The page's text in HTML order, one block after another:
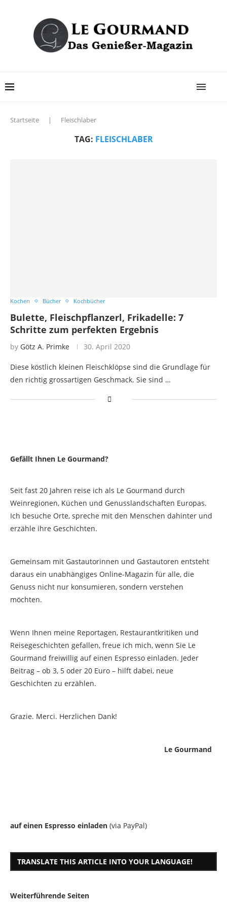
Startseite | Fleischlaber
TAG: FLEISCHLABER
Kochen Bücher Kochbücher
Bulette, Fleischpflanzerl, Frikadelle: 7
Schritte zum perfekten Ergebnis
by Götz A. Primke 30. April 2020
Diese köstlich kleinen Fleischklöpse sind die Grundlage für
den richtig grossartigen Geschmack. Sie sind …
Gefällt Ihnen Le Gourmand?
Seit fast 20 Jahren reise ich als Le Gourmand durch
Weinregionen, Küchen und Genusslandschaften Europas.
Ich besuche Orte, spreche mit den Menschen dahinter und
erzähle ihre Geschichten.
Gemeinsam mit Gastautorinnen und Gastautoren entsteht
daraus ein unabhängiges Online-Magazin für alle, die
Genuss nicht nur konsumieren, sondern verstehen
möchten.
Wenn Ihnen meine Reportagen, Restaurantkritiken und
Reisegeschichten gefallen, freue ich mich, wenn Sie Le
Gourmand freiwillig auf einen Espresso einladen. Jeder
Beitrag – ob 3, 5 oder 20 Euro – hilft dabei, neue
Geschichten zu erzählen.
Grazie. Merci. Herzlichen Dank!
Le Gourmand
auf einen Espresso einladen (via PayPal)
TRANSLATE THIS ARTICLE INTO YOUR LANGUAGE!
Weiterführende Seiten